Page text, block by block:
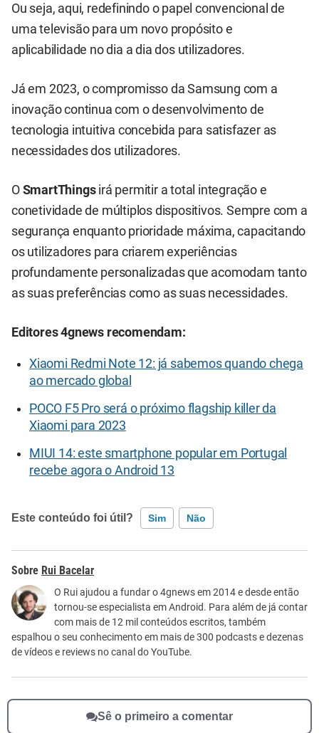
Ou seja, aqui, redefinindo o papel convencional de
uma televisão para um novo propósito e
aplicabilidade no dia a dia dos utilizadores.
Já em 2023, o compromisso da Samsung com a
inovação continua com o desenvolvimento de
tecnologia intuitiva concebida para satisfazer as
necessidades dos utilizadores.
O SmartThingsirá permitir a total integração e
conetividade de múltiplos dispositivos. Sempre com a
segurança enquanto prioridade máxima, capacitando
os utilizadores para criarem experiências
profundamente personalizadas que acomodam tanto
as suas preferências como as suas necessidades.
Editores 4gnews recomendam:
Xiaomi Redmi Note 12: já sabemos quando chega
ao mercado global
POCO F5 Pro será o próximo flagship killer da
Xiaomi para 2023
MIUI 14: este smartphone popular em Portugal
recebe agora o Android 13
Este conteúdo foi útil? Sim Não
Este conteúdo contém informação incorreta
Este conteúdo não tem a informação que procuro
Outro
Rui Bacelar
O Rui ajudou a fundar o 4gnews em 2014 e desde então
tornou-se especialista em Android. Para além de já contar
com mais de 12 mil conteúdos escritos, também
espalhou o seu conhecimento em mais de 300 podcasts e dezenas
de vídeos e reviews no canal do YouTube.
Sê o primeiro a comentar